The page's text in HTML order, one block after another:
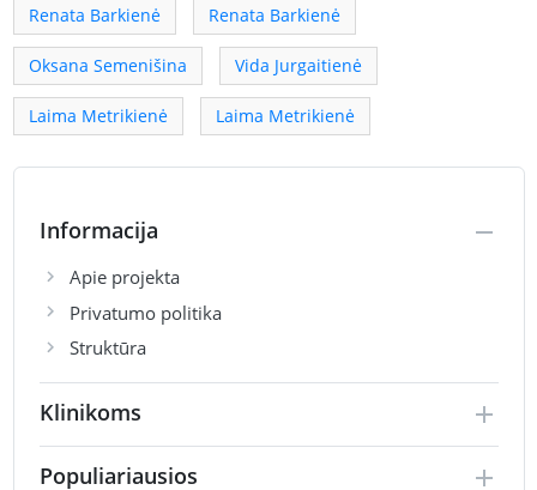
Renata Barkienė Renata Barkienė
Oksana Semenišina Vida Jurgaitienė
Laima Metrikienė Laima Metrikienė
Informacija
Apie projekta
Privatumo politika
Struktūra
Klinikoms
Populiariausios